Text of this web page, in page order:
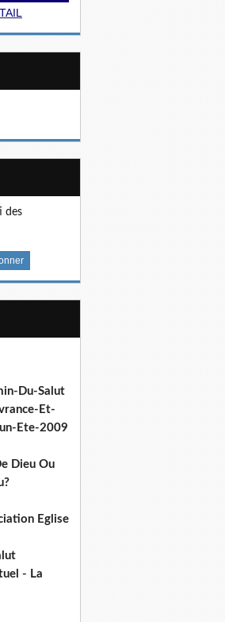
des
Du-Salut
Et-
Ete-2009
Dieu Ou
Eglise
- La